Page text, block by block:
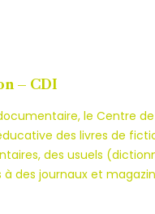
– CDI
le Centre
des livres de
des usuels
des journaux et